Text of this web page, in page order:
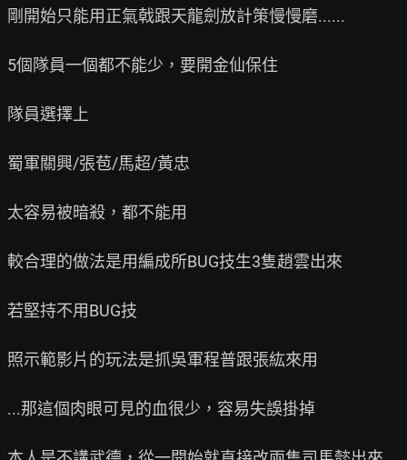
剛開始只能用正氣戟跟天龍劍放計策慢慢磨......
5個隊員一個都不能少，要開金仙保住
隊員選擇上
蜀軍關興/張苞/馬超/黃忠
太容易被暗殺，都不能用
較合理的做法是用編成所BUG技生3隻趙雲出來
若堅持不用BUG技
照示範影片的玩法是抓吳軍程普跟張紘來用
...那這個肉眼可見的血很少，容易失誤掛掉